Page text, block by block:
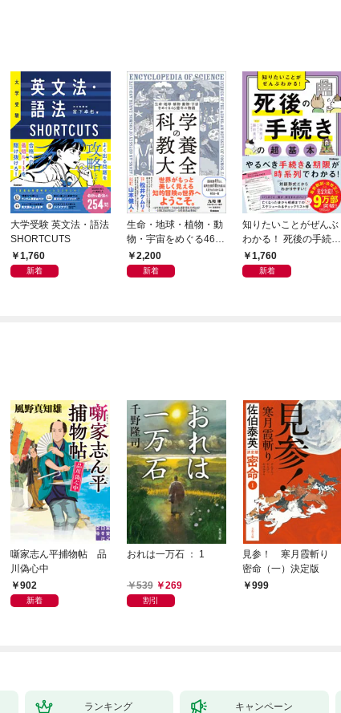
大学受験 英文法・語法
SHORTCUTS
1,760
新着
生命・地球・植物・動
物・宇宙をめぐる46億
年の物語 科学の教養大
全
2,200
新着
知りたいことがぜんぶ
わかる！ 死後の手続き
の超基本
1,760
新着
噺家志ん平捕物帖 品
川偽心中
902
新着
おれは一万石 ： 1
539 269
割引
見参！ 寒月霞斬り
密命（一）決定版
999
ランキング キャンペーン